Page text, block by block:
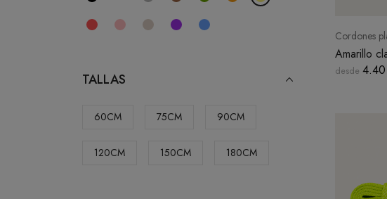
TALLAS
60CM 75CM 90CM
120CM 150CM 180CM
Cordones
Amarillo
desde